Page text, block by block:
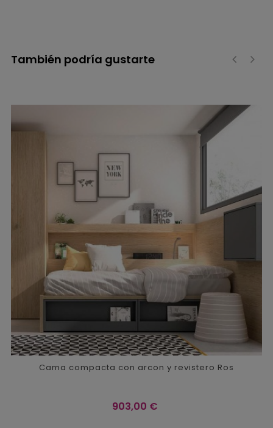
También podría gustarte
Cama compacta con arcon y revistero Ros
Precio
903,00 €